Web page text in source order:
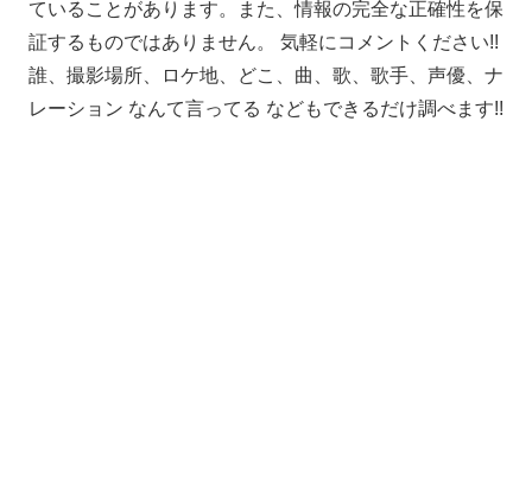
ていることがあります。また、情報の完全な正確性を保
証するものではありません。 気軽にコメントください!!
誰、撮影場所、ロケ地、どこ、曲、歌、歌手、声優、ナ
レーション なんて言ってる などもできるだけ調べます!!